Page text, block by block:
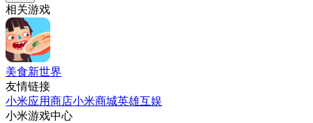
相关游戏
美食新世界
友情链接
小米应用商店小米商城英雄互娱
小米游戏中心